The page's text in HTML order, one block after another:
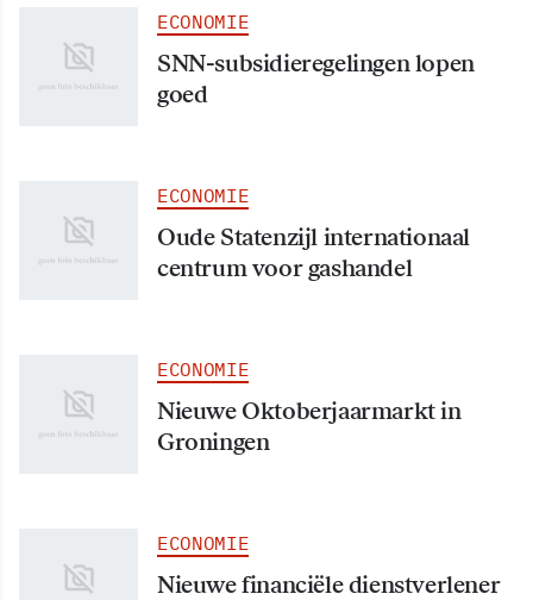
ECONOMIE
SNN-subsidieregelingen lopen
goed
ECONOMIE
Oude Statenzijl internationaal
centrum voor gashandel
ECONOMIE
Nieuwe Oktoberjaarmarkt in
Groningen
ECONOMIE
Nieuwe financiële dienstverlener